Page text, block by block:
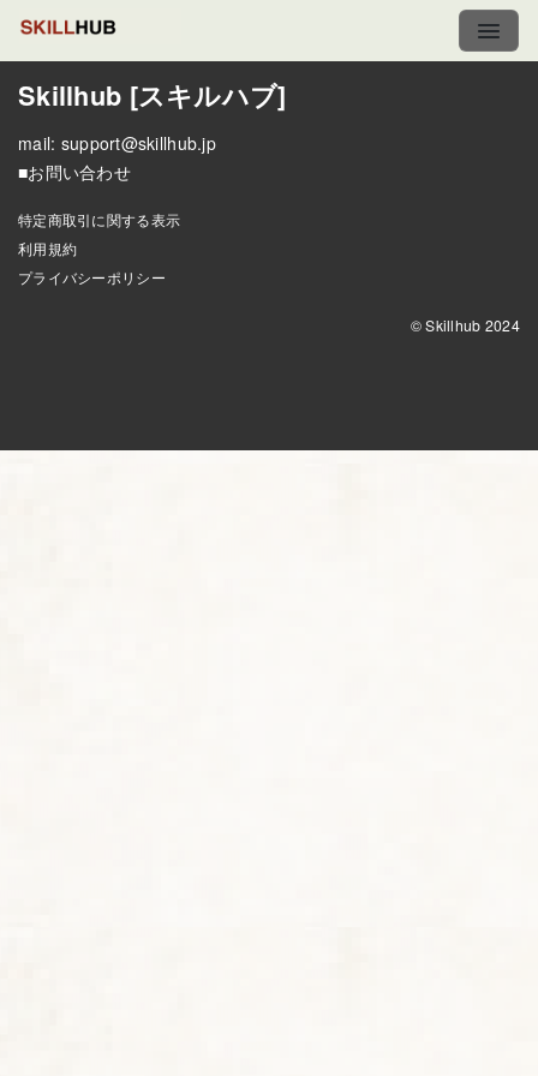
Skillhub [スキルハブ]
mail: support@skillhub.jp
■お問い合わせ
特定商取引に関する表示
利用規約
プライバシーポリシー
© Skillhub 2024